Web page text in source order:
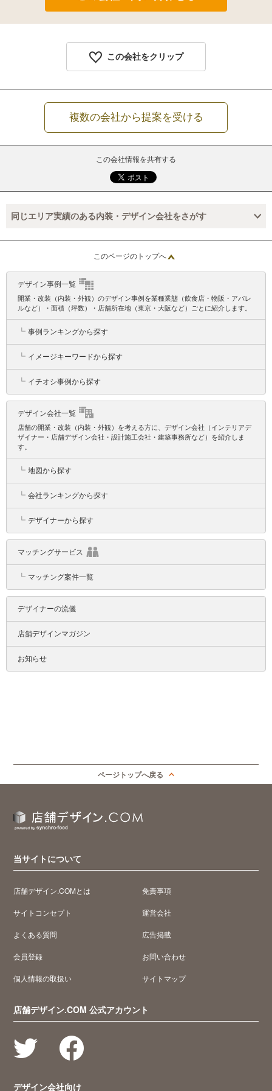
この会社をクリップ
複数の会社から提案を受ける
この会社情報を共有する
同じエリア実績のある内装・デザイン会社をさがす
このページのトップへ
デザイン事例一覧
開業・改装（内装・外観）のデザイン事例を業種業態（飲食店・物販・アパレ
ルなど）・面積（坪数）・店舗所在地（東京・大阪など）ごとに紹介します。
┗ 事例ランキングから探す
┗ イメージキーワードから探す
┗ イチオシ事例から探す
デザイン会社一覧
店舗の開業・改装（内装・外観）を考える方に、デザイン会社（インテリアデ
ザイナー・店舗デザイン会社・設計施工会社・建築事務所など）を紹介しま
す。
┗ 地図から探す
┗ 会社ランキングから探す
┗ デザイナーから探す
マッチングサービス
┗ マッチング案件一覧
デザイナーの流儀
店舗デザインマガジン
お知らせ
ページトップへ戻る
当サイトについて
店舗デザイン.COMとは
サイトコンセプト
よくある質問
会員登録
個人情報の取扱い
免責事項
運営会社
広告掲載
お問い合わせ
サイトマップ
店舗デザイン.COM 公式アカウント
デザイン会社向け